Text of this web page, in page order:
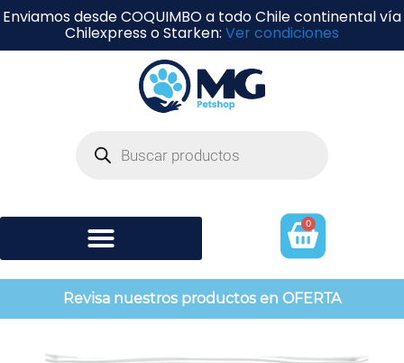
Enviamos desde COQUIMBO a todo Chile continental vía
Chilexpress o Starken: Ver condiciones
0
Revisa nuestros productos en OFERTA